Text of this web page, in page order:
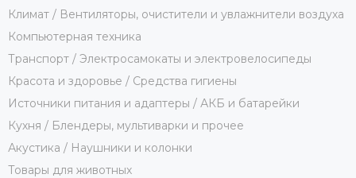
Климат / Вентиляторы, очистители и увлажнители воздуха
Компьютерная техника
Транспорт / Электросамокаты и электровелосипеды
Красота и здоровье / Средства гигиены
Источники питания и адаптеры / АКБ и батарейки
Кухня / Блендеры, мультиварки и прочее
Акустика / Наушники и колонки
Товары для животных